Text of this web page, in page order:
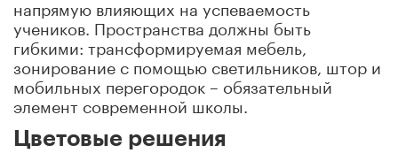
напрямую влияющих на успеваемость
учеников. Пространства должны быть
гибкими: трансформируемая мебель,
зонирование с помощью светильников, штор и
мобильных перегородок – обязательный
элемент современной школы.
Цветовые решения